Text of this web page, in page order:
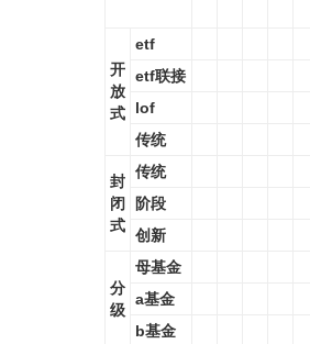
开
放
式
etf
etf联接
lof
传统
封
闭
式
传统
阶段
创新
分
级
母基金
a基金
b基金